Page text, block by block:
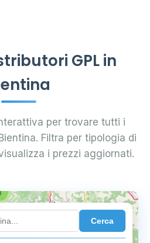
GPL in
per trovare tutti i
Filtra per tipologia di
i prezzi aggiornati.
Cerca